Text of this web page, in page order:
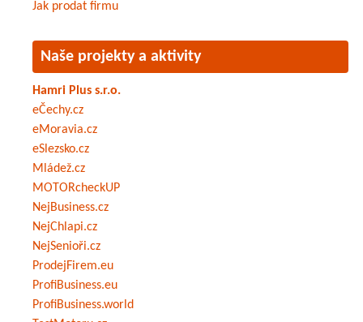
Jak prodat firmu
Naše projekty a aktivity
Hamri Plus s.r.o.
eČechy.cz
eMoravia.cz
eSlezsko.cz
Mládež.cz
MOTORcheckUP
NejBusiness.cz
NejChlapi.cz
NejSenioři.cz
ProdejFirem.eu
ProfiBusiness.eu
ProfiBusiness.world